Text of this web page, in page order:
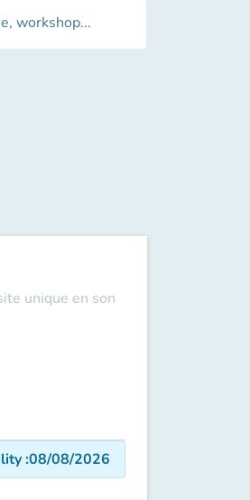
workshop...
unique en son
:08/08/2026